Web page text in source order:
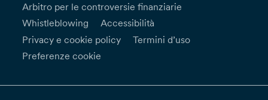
Arbitro per le controversie finanziarie
Whistleblowing
Accessibilità
Privacy e cookie policy
Termini d’uso
Preferenze cookie